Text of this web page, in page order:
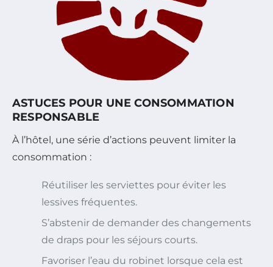
ASTUCES POUR UNE CONSOMMATION
RESPONSABLE
À l’hôtel, une série d’actions peuvent limiter la
consommation :
Réutiliser les serviettes pour éviter les
lessives fréquentes.
S’abstenir de demander des changements
de draps pour les séjours courts.
Favoriser l’eau du robinet lorsque cela est